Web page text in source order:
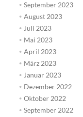
September 2023
August 2023
Juli 2023
Mai 2023
April 2023
März 2023
Januar 2023
Dezember 2022
Oktober 2022
September 2022